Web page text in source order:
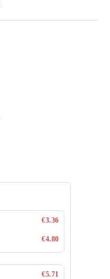
€3.36
€4.80
€5.71